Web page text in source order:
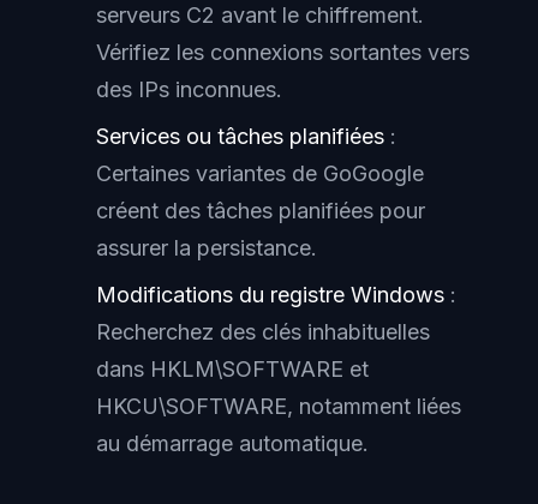
serveurs C2 avant le chiffrement.
Vérifiez les connexions sortantes vers
des IPs inconnues.
Services ou tâches planifiées :
Certaines variantes de GoGoogle
créent des tâches planifiées pour
assurer la persistance.
Modifications du registre Windows :
Recherchez des clés inhabituelles
dans HKLM\SOFTWARE et
HKCU\SOFTWARE, notamment liées
au démarrage automatique.